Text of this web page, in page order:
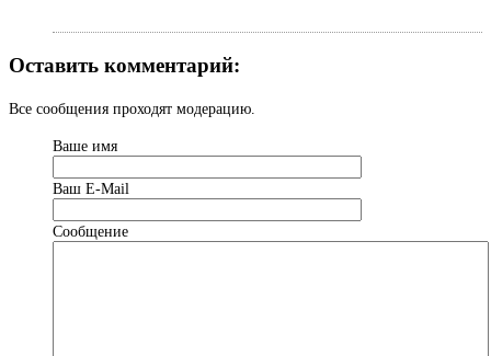
Оставить комментарий:
Все сообщения проходят модерацию.
Ваше имя
Ваш Е-Mail
Сообщение